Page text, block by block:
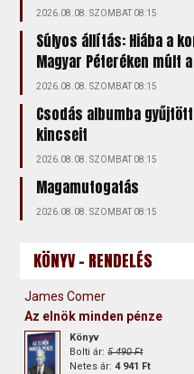
2026.08.08. SZOMBAT 08:15
Súlyos állítás: Hiába a
Magyar Péteréken múlt
2026.08.08. SZOMBAT 08:15
Csodás albumba
kincseit
2026.08.08. SZOMBAT 08:15
Magamutogatás
2026.08.08. SZOMBAT 08:15
KÖNYV - RENDELÉS
James Comer
Az elnök minden pénze
Könyv
Bolti ár:5 490 Ft
Netes ár:4 941 Ft